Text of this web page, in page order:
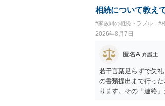
相続について教え
#家族間の相続トラブル #
2026年8月7日
匿名A 弁護士
若干言葉足らずで失
の書類提出まで行っ
ります。その「連絡